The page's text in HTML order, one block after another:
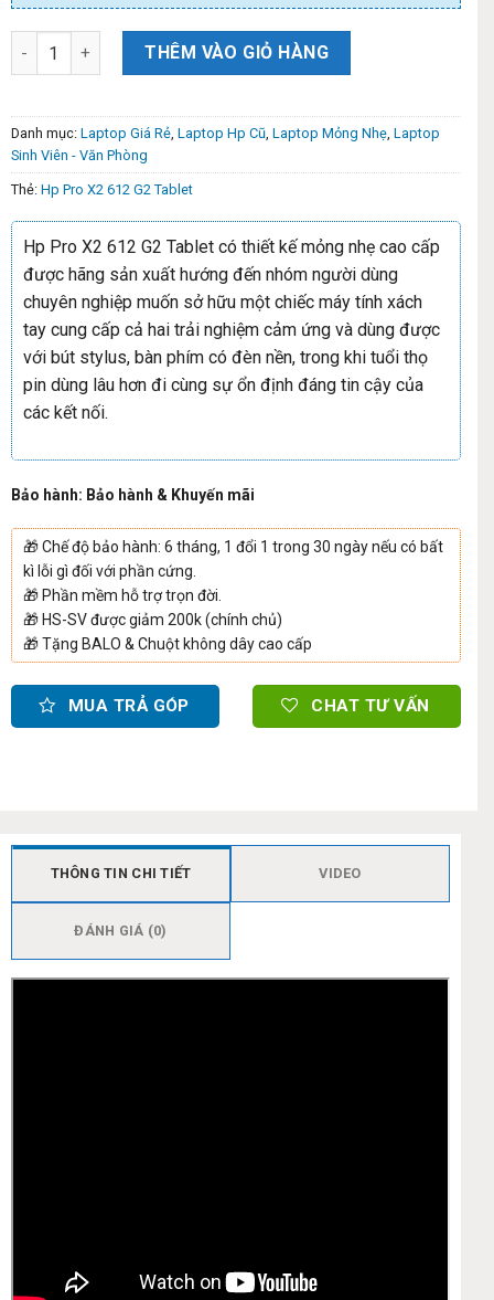
THÊM VÀO GIỎ HÀNG
Danh mục: Laptop Giá Rẻ Laptop Hp Cũ Laptop Mỏng Nhẹ Laptop
Sinh Viên - Văn Phòng
Thẻ: Hp Pro X2 612 G2 Tablet
Hp Pro X2 612 G2 Tablet có thiết kế mỏng nhẹ cao cấp
được hãng sản xuất hướng đến nhóm người dùng
chuyên nghiệp muốn sở hữu một chiếc máy tính xách
tay cung cấp cả hai trải nghiệm cảm ứng và dùng được
với bút stylus, bàn phím có đèn nền, trong khi tuổi thọ
pin dùng lâu hơn đi cùng sự ổn định đáng tin cậy của
các kết nối.
Bảo hành: Bảo hành & Khuyến mãi
🎁Chế độ bảo hành: 6 tháng, 1 đổi 1 trong 30 ngày nếu có bất
kì lỗi gì đối với phần cứng.
🎁 Phần mềm hỗ trợ trọn đời.
🎁 HS-SV được giảm 200k (chính chủ)
🎁Tặng BALO & Chuột không dây cao cấp
MUA TRẢ GÓP CHAT TƯ VẤN
THÔNG TIN CHI TIẾT VIDEO
ĐÁNH GIÁ (0)